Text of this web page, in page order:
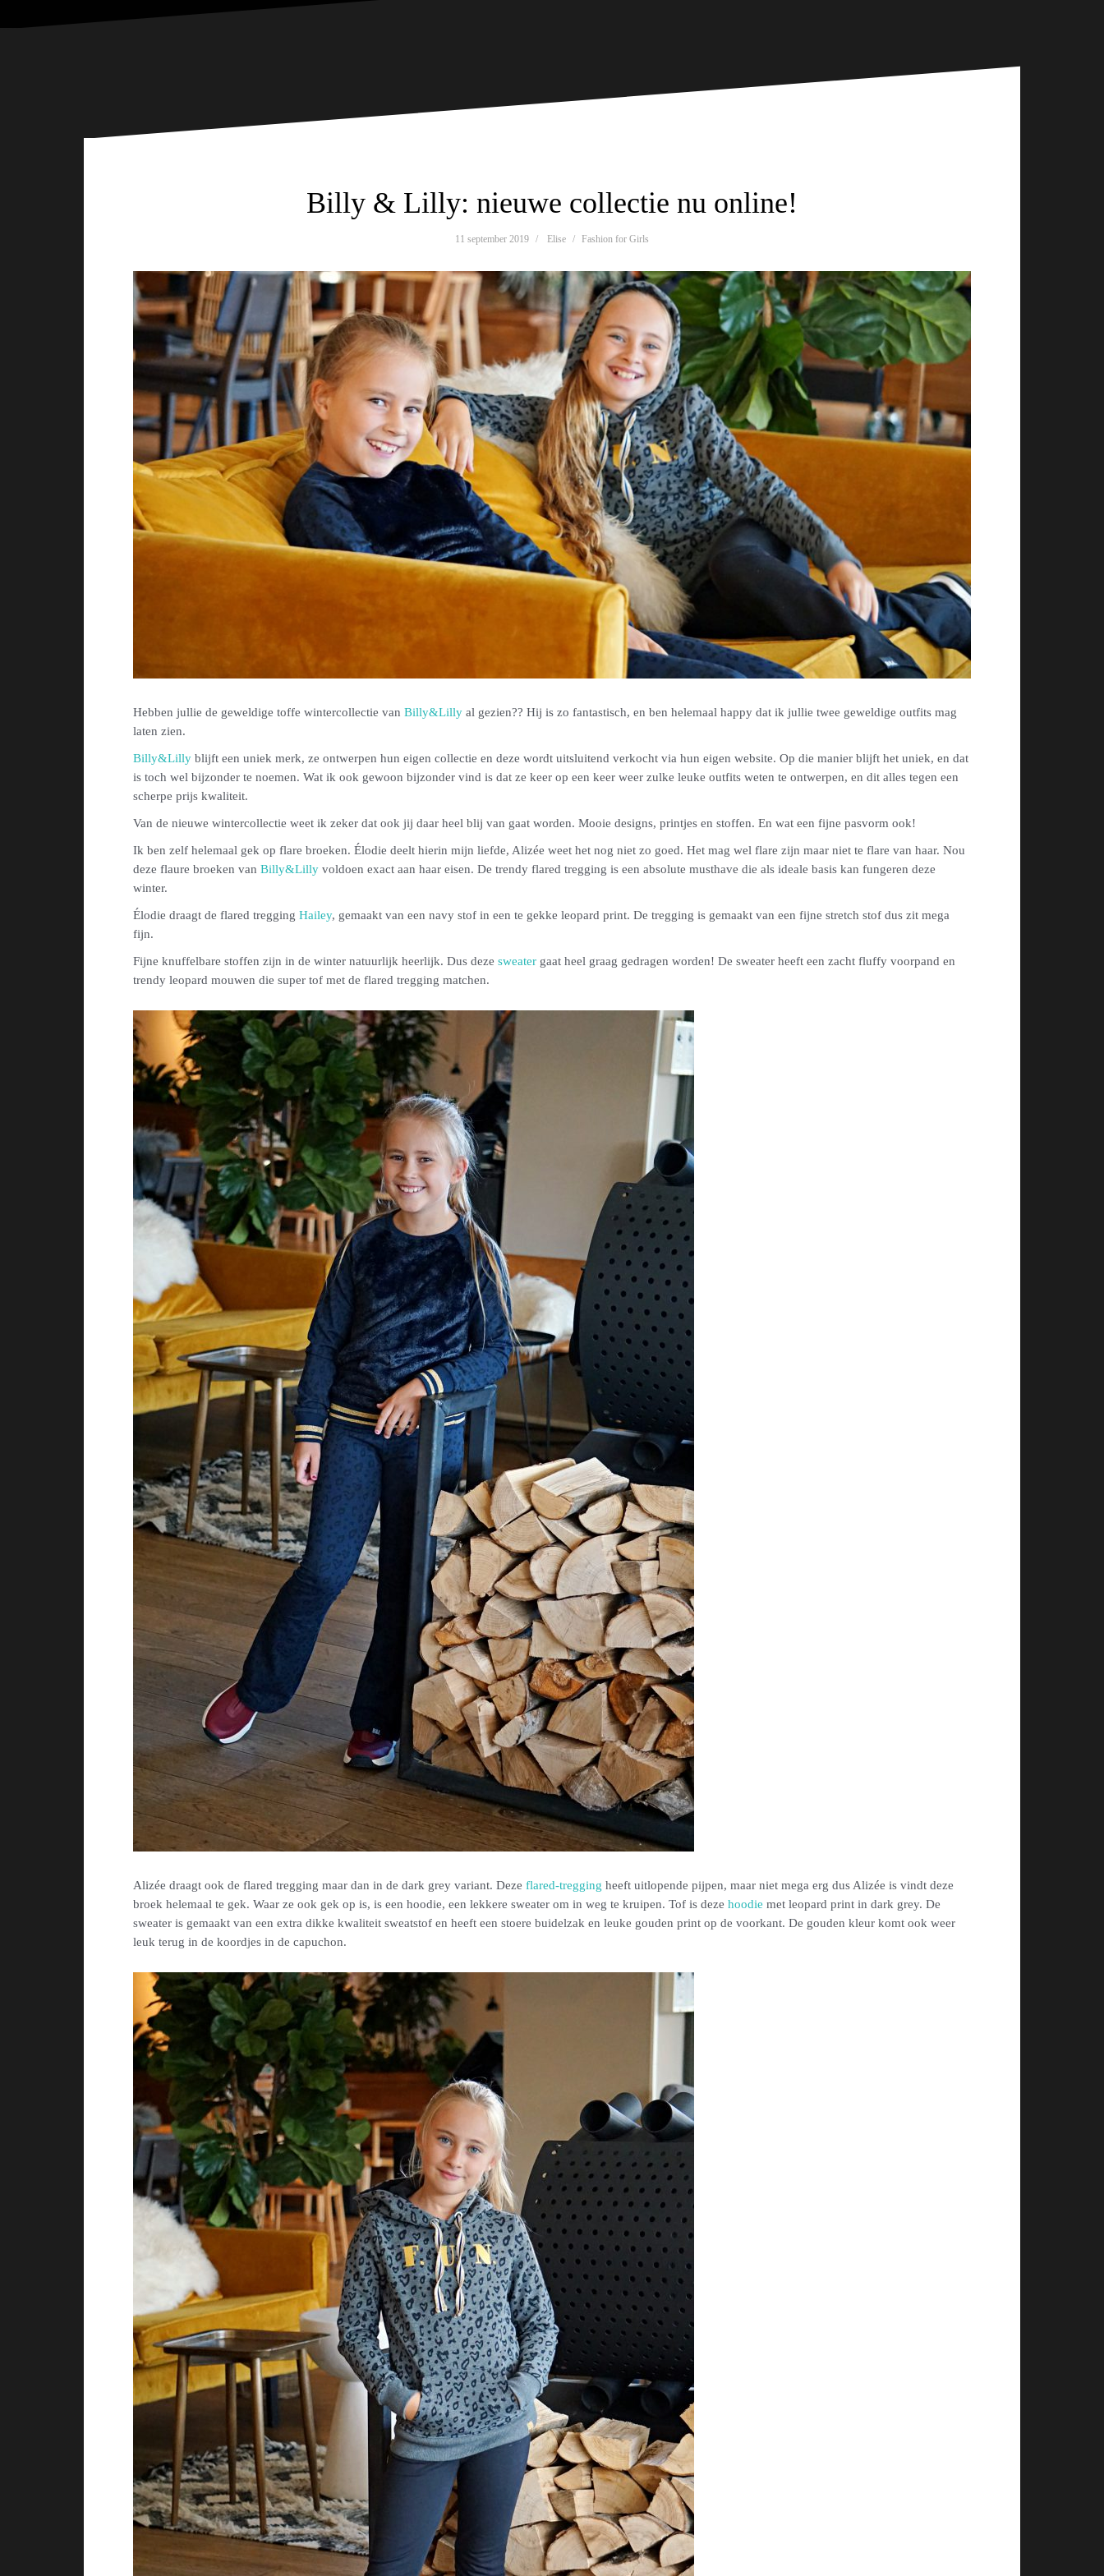
Billy & Lilly: nieuwe collectie nu online!
11 september 2019 Elise Fashion for Girls
Hebben jullie de geweldige toffe wintercollectie van Billy&Lilly al gezien?? Hij is zo fantastisch, en ben helemaal happy dat ik jullie twee geweldige outfits mag
laten zien.
Billy&Lilly blijft een uniek merk, ze ontwerpen hun eigen collectie en deze wordt uitsluitend verkocht via hun eigen website. Op die manier blijft het uniek, en dat
is toch wel bijzonder te noemen. Wat ik ook gewoon bijzonder vind is dat ze keer op een keer weer zulke leuke outfits weten te ontwerpen, en dit alles tegen een
scherpe prijs kwaliteit.
Van de nieuwe wintercollectie weet ik zeker dat ook jij daar heel blij van gaat worden. Mooie designs, printjes en stoffen. En wat een fijne pasvorm ook!
Ik ben zelf helemaal gek op flare broeken. Élodie deelt hierin mijn liefde, Alizée weet het nog niet zo goed. Het mag wel flare zijn maar niet te flare van haar. Nou
deze flaure broeken van Billy&Lilly voldoen exact aan haar eisen. De trendy flared tregging is een absolute musthave die als ideale basis kan fungeren deze
winter.
Élodie draagt de flared tregging Hailey, gemaakt van een navy stof in een te gekke leopard print. De tregging is gemaakt van een fijne stretch stof dus zit mega
fijn.
Fijne knuffelbare stoffen zijn in de winter natuurlijk heerlijk. Dus deze sweater gaat heel graag gedragen worden! De sweater heeft een zacht fluffy voorpand en
trendy leopard mouwen die super tof met de flared tregging matchen.
Alizée draagt ook de flared tregging maar dan in de dark grey variant. Deze flared-tregging heeft uitlopende pijpen, maar niet mega erg dus Alizée is vindt deze
broek helemaal te gek. Waar ze ook gek op is, is een hoodie, een lekkere sweater om in weg te kruipen. Tof is deze hoodie met leopard print in dark grey. De
sweater is gemaakt van een extra dikke kwaliteit sweatstof en heeft een stoere buidelzak en leuke gouden print op de voorkant. De gouden kleur komt ook weer
leuk terug in de koordjes in de capuchon.